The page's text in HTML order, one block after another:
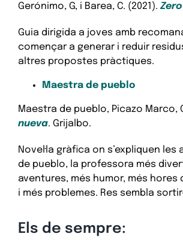
Gerónimo, G, i Barea, C. (2021).
Guia dirigida a joves amb
començar a generar i reduir
altres propostes pràctiques.
Maestra de pueblo
Maestra de pueblo, Picazo Marco,
nueva. Grijalbo.
Novel·la gràfica on s’expliquen
de pueblo, la professora més
aventures, més humor, més
i més problemes. Res sembla
Els de sempre: